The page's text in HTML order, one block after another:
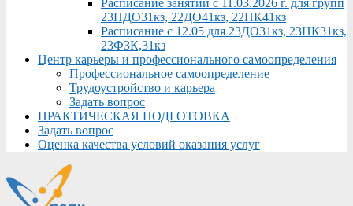
Расписание занятий с 11.03.2026 г. для групп
23ПДО31кз, 22ДО41кз, 22НК41кз
Расписание с 12.05 для 23ДО31кз, 23НК31кз,
23ФЗК,31кз
Центр карьеры и профессионального самоопределения
Профессиональное самоопределение
Трудоустройство и карьера
Задать вопрос
ПРАКТИЧЕСКАЯ ПОДГОТОВКА
Задать вопрос
Оценка качества условий оказания услуг